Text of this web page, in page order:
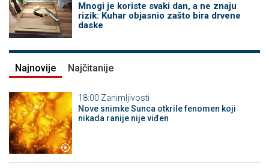
Mnogi je koriste svaki dan, a ne znaju
rizik: Kuhar objasnio zašto bira drvene
daske
Najnovije Najčitanije
18:00 Zanimljivosti
Nove snimke Sunca otkrile fenomen koji
nikada ranije nije viđen